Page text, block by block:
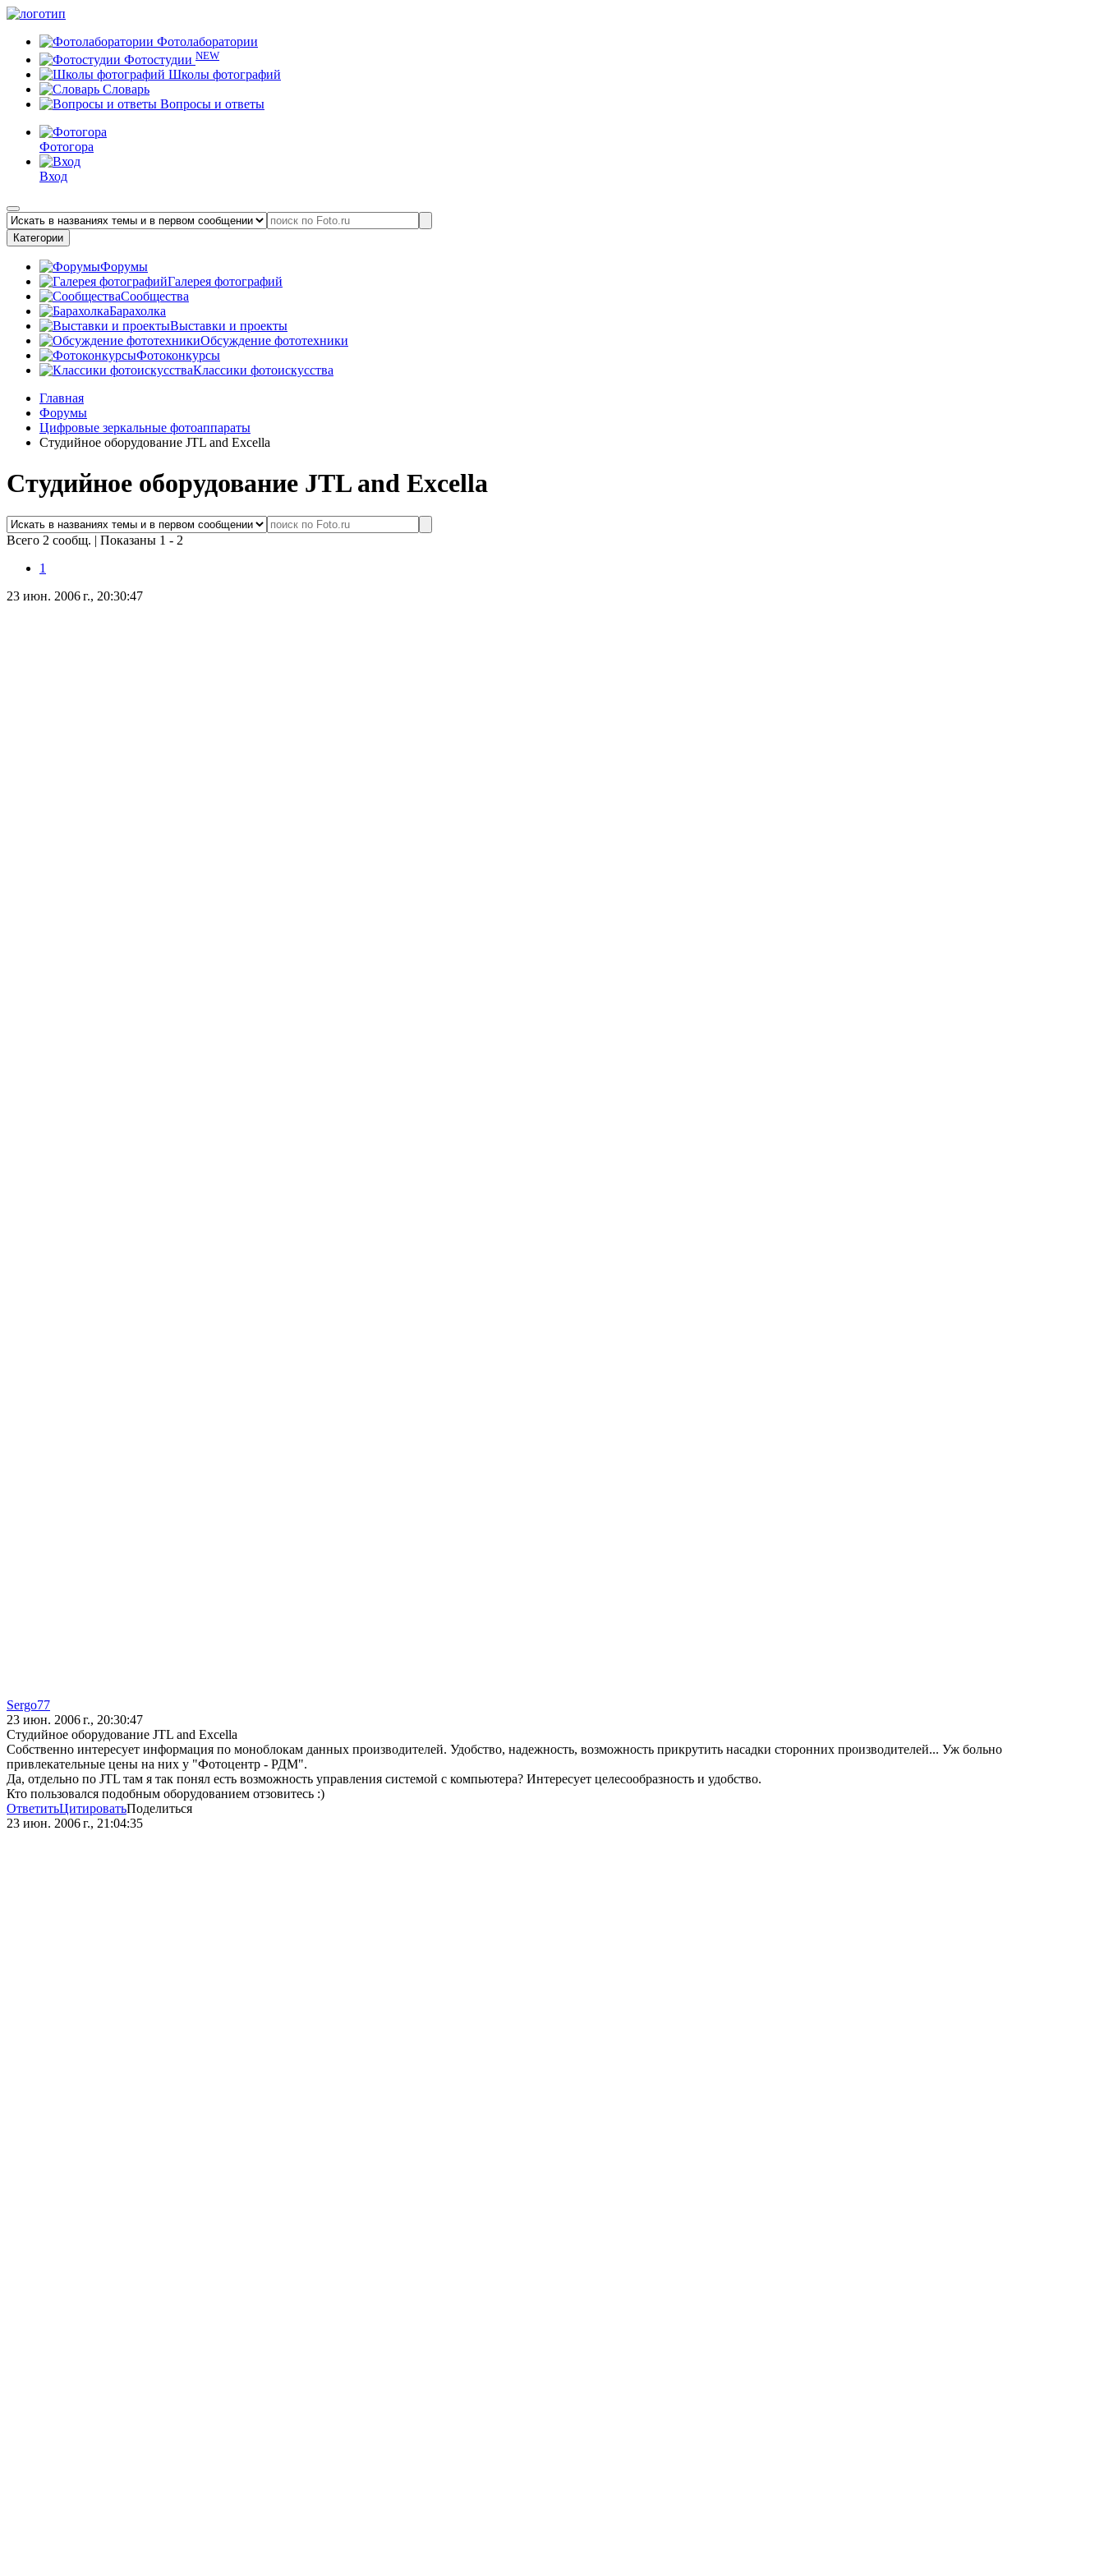
Фотолаборатории
Фотостудии NEW
Школы фотографий
Словарь
Вопросы и ответы
Фотогора
Вход
Категории
Форумы
Галерея фотографий
Сообщества
Барахолка
Выставки и проекты
Обсуждение фототехники
Фотоконкурсы
Классики фотоискусства
Главная
Форумы
Цифровые зеркальные фотоаппараты
Студийное оборудование JTL and Excella
Студийное оборудование JTL and Excella
Всего 2 сообщ. | Показаны 1 - 2
1
23 июн. 2006 г., 20:30:47
Sergo77
23 июн. 2006 г., 20:30:47
Студийное оборудование JTL and Excella
Собственно интересует информация по моноблокам данных производителей. Удобство, надежность, возможность прикрутить насадки сторонних производителей... Уж больно
привлекательные цены на них у "Фотоцентр - РДМ".
Да, отдельно по JTL там я так понял есть возможность управления системой с компьютера? Интересует целесообразность и удобство.
Кто пользовался подобным оборудованием отзовитесь :)
ОтветитьЦитироватьПоделиться
23 июн. 2006 г., 21:04:35